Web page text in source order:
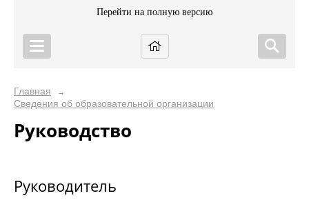
Перейти на полную версию
Главная →
Сведения об образовательной организации
Руководство
Руководитель